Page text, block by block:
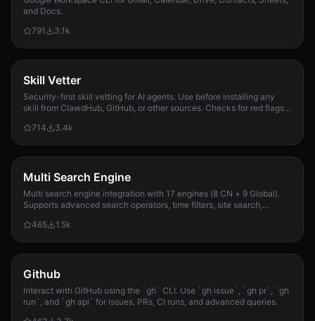
and Docs.
791
3.1k
Skill Vetter
Security-first skill vetting for AI agents. Use before installing any
skill from ClawdHub, GitHub, or other sources. Checks for red flags,
714
3.4k
Multi Search Engine
Multi search engine integration with 17 engines (8 CN + 9 Global).
Supports advanced search operators, time filters, site search,
required.
465 1.5k
Github
Interact with GitHub using the `gh` CLI. Use `gh issue`, `gh pr`, `gh
run`, and `gh api` for issues, PRs, CI runs, and advanced queries.